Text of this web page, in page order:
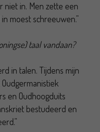
niet in. Men zette een
moest schreeuwen.”
taal vandaan?
in talen. Tijdens mijn
en Oudhoogduits
bestudeerd en